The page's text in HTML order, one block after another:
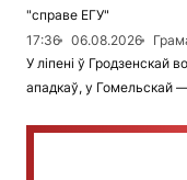
"справе ЕГУ"
17:36
06.08.2026
У ліпені ў Гродзенскай
ападкаў, у Гомельскай